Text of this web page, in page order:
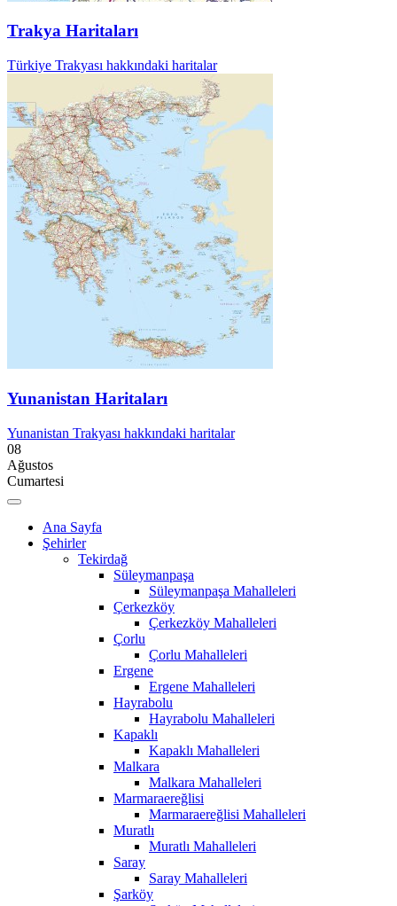
Trakya Haritaları
Türkiye Trakyası hakkındaki haritalar
Yunanistan Haritaları
Yunanistan Trakyası hakkındaki haritalar
08
Ağustos
Cumartesi
Ana Sayfa
Şehirler
Tekirdağ
Süleymanpaşa
Süleymanpaşa Mahalleleri
Çerkezköy
Çerkezköy Mahalleleri
Çorlu
Çorlu Mahalleleri
Ergene
Ergene Mahalleleri
Hayrabolu
Hayrabolu Mahalleleri
Kapaklı
Kapaklı Mahalleleri
Malkara
Malkara Mahalleleri
Marmaraereğlisi
Marmaraereğlisi Mahalleleri
Muratlı
Muratlı Mahalleleri
Saray
Saray Mahalleleri
Şarköy